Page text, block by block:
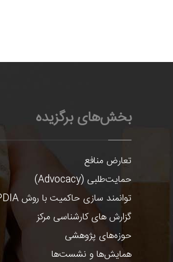
بخش‌های برگزیده
تعارض منافع
حمایت‌طلبی (Advocacy)
توانمند سازی حاکمیت با روش PDIA
گزارش های کارشناسی مرکز
حوزه‌های پژوهشی
همایش‌ها و نشست‌ها